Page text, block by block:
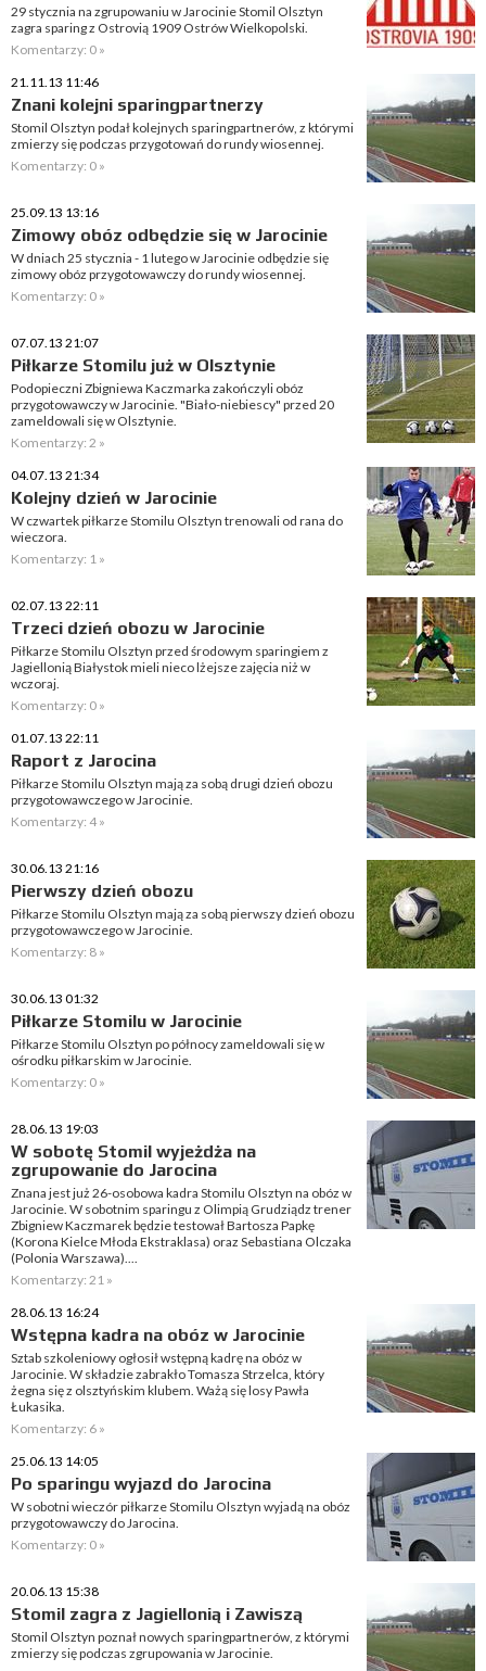
29 stycznia na zgrupowaniu w Jarocinie Stomil Olsztyn
zagra sparing z Ostrovią 1909 Ostrów Wielkopolski.
Komentarzy: 0 »
21.11.13 11:46
Znani kolejni sparingpartnerzy
Stomil Olsztyn podał kolejnych sparingpartnerów, z którymi
zmierzy się podczas przygotowań do rundy wiosennej.
Komentarzy: 0 »
25.09.13 13:16
Zimowy obóz odbędzie się w Jarocinie
W dniach 25 stycznia - 1 lutego w Jarocinie odbędzie się
zimowy obóz przygotowawczy do rundy wiosennej.
Komentarzy: 0 »
07.07.13 21:07
Piłkarze Stomilu już w Olsztynie
Podopieczni Zbigniewa Kaczmarka zakończyli obóz
przygotowawczy w Jarocinie. "Biało-niebiescy" przed 20
zameldowali się w Olsztynie.
Komentarzy: 2 »
04.07.13 21:34
Kolejny dzień w Jarocinie
W czwartek piłkarze Stomilu Olsztyn trenowali od rana do
wieczora.
Komentarzy: 1 »
02.07.13 22:11
Trzeci dzień obozu w Jarocinie
Piłkarze Stomilu Olsztyn przed środowym sparingiem z
Jagiellonią Białystok mieli nieco lżejsze zajęcia niż w
wczoraj.
Komentarzy: 0 »
01.07.13 22:11
Raport z Jarocina
Piłkarze Stomilu Olsztyn mają za sobą drugi dzień obozu
przygotowawczego w Jarocinie.
Komentarzy: 4 »
30.06.13 21:16
Pierwszy dzień obozu
Piłkarze Stomilu Olsztyn mają za sobą pierwszy dzień obozu
przygotowawczego w Jarocinie.
Komentarzy: 8 »
30.06.13 01:32
Piłkarze Stomilu w Jarocinie
Piłkarze Stomilu Olsztyn po północy zameldowali się w
ośrodku piłkarskim w Jarocinie.
Komentarzy: 0 »
28.06.13 19:03
W sobotę Stomil wyjeżdża na
zgrupowanie do Jarocina
Znana jest już 26-osobowa kadra Stomilu Olsztyn na obóz w
Jarocinie. W sobotnim sparingu z Olimpią Grudziądz trener
Zbigniew Kaczmarek będzie testował Bartosza Papkę
(Korona Kielce Młoda Ekstraklasa) oraz Sebastiana Olczaka
(Polonia Warszawa)....
Komentarzy: 21 »
28.06.13 16:24
Wstępna kadra na obóz w Jarocinie
Sztab szkoleniowy ogłosił wstępną kadrę na obóz w
Jarocinie. W składzie zabrakło Tomasza Strzelca, który
żegna się z olsztyńskim klubem. Ważą się losy Pawła
Łukasika.
Komentarzy: 6 »
25.06.13 14:05
Po sparingu wyjazd do Jarocina
W sobotni wieczór piłkarze Stomilu Olsztyn wyjadą na obóz
przygotowawczy do Jarocina.
Komentarzy: 0 »
20.06.13 15:38
Stomil zagra z Jagiellonią i Zawiszą
Stomil Olsztyn poznał nowych sparingpartnerów, z którymi
zmierzy się podczas zgrupowania w Jarocinie.